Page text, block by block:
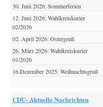
30. Juni 2026: Sommerferien
12. Juni 2026: Wahlkreiskurier
02/2026
02. April 2026: Ostergruß
26. März 2026: Wahlkreiskurier
01/2026
16.Dezember 2025: Weihnachtsgruß
CDU- Aktuelle Nachrichten